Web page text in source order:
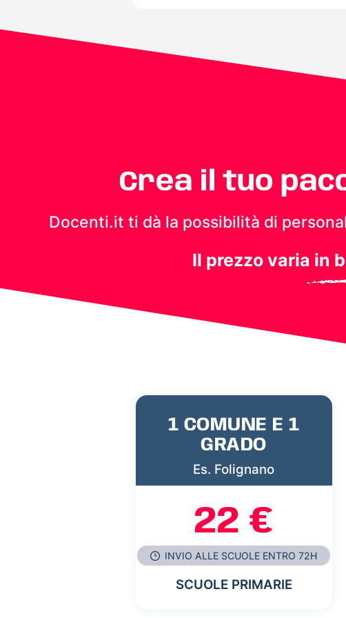
Crea il tuo
Docenti.it ti dà la possibilità di
Il prezzo varia in
1 COMUNE E 1
GRADO
Es. Folignano
22 €
INVIO ALLE SCUOLE ENTRO 72H
SCUOLE PRIMARIE